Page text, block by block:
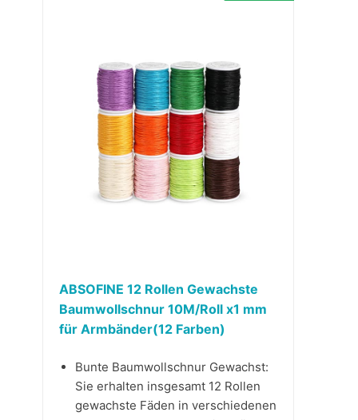
ABSOFINE 12 Rollen Gewachste
Baumwollschnur 10M/Roll x1 mm
für Armbänder(12 Farben)
Bunte Baumwollschnur Gewachst:
Sie erhalten insgesamt 12 Rollen
gewachste Fäden in verschiedenen